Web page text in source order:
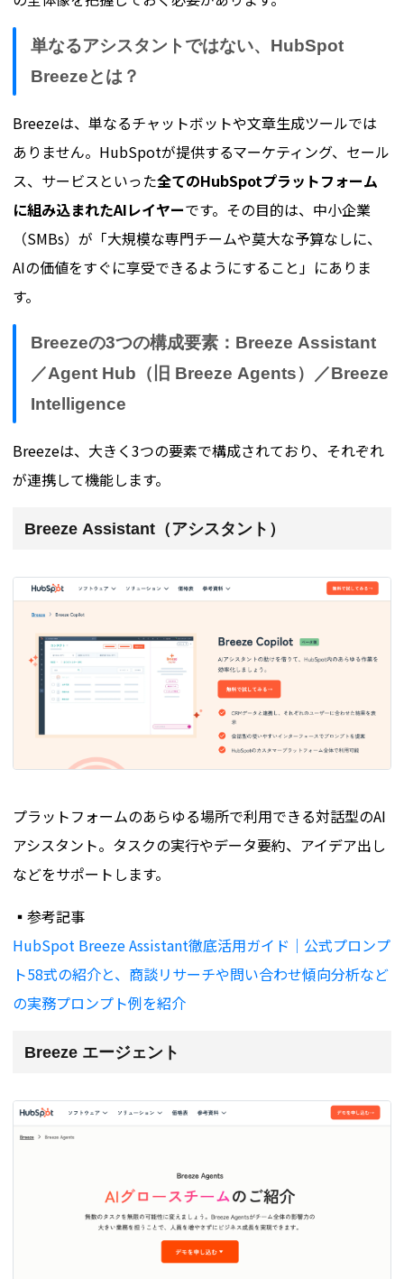
単なるアシスタントではない、HubSpot
Breezeとは？
Breezeは、単なるチャットボットや文章生成ツールでは
ありません。HubSpotが提供するマーケティング、セール
ス、サービスといった全てのHubSpotプラットフォーム
に組み込まれたAIレイヤーです。その目的は、中小企業
（SMBs）が「大規模な専門チームや莫大な予算なしに、
AIの価値をすぐに享受できるようにすること」にありま
す。
Breezeの3つの構成要素：Breeze Assistant
／Agent Hub（旧 Breeze Agents）／Breeze
Intelligence
Breezeは、大きく3つの要素で構成されており、それぞれ
が連携して機能します。
Breeze Assistant（アシスタント）
プラットフォームのあらゆる場所で利用できる対話型のAI
アシスタント。タスクの実行やデータ要約、アイデア出し
などをサポートします。
▪️参考記事
HubSpot Breeze Assistant徹底活用ガイド｜公式プロンプ
ト58式の紹介と、商談リサーチや問い合わせ傾向分析など
の実務プロンプト例を紹介
Breeze エージェント